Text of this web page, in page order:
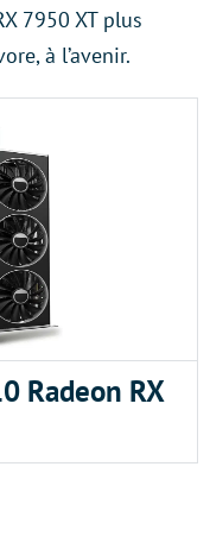
7950 XT plus
à l’avenir.
Radeon RX